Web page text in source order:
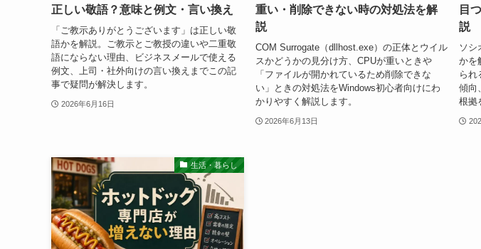
正しい敬語？意味と例文・言い換え
「ご教示ありがとうございます」は正しい敬
語かを解説。ご教示とご教授の違いや二重敬
語にならない理由、ビジネスメールで使える
例文、上司・社外向けの言い換えまでこの記
事で疑問が解決します。
2026年6月16日
重い・削除できない時の対処法を解
説
COM Surrogate（dllhost.exe）の正体とウイル
スかどうかの見分け方、CPUが重いときや
「ファイルが開かれているため削除できな
い」ときの対処法をWindows初心者向けにわ
かりやすく解説します。
2026年6月13日
目
説
ソシ
かを
られ
傾向
根拠
生活・暮らし